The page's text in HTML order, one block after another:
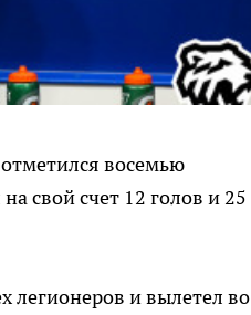
восемью
свой счет 12 голов и 25
легионеров и вылетел во